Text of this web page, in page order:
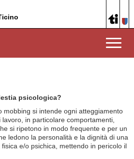
Toggle
psicologica?
mobbing si intende ogni atteggiamento
in particolare comportamenti,
si ripetono in modo frequente e per un
ledono la personalità e la dignità di una
e/o psichica, mettendo in pericolo il